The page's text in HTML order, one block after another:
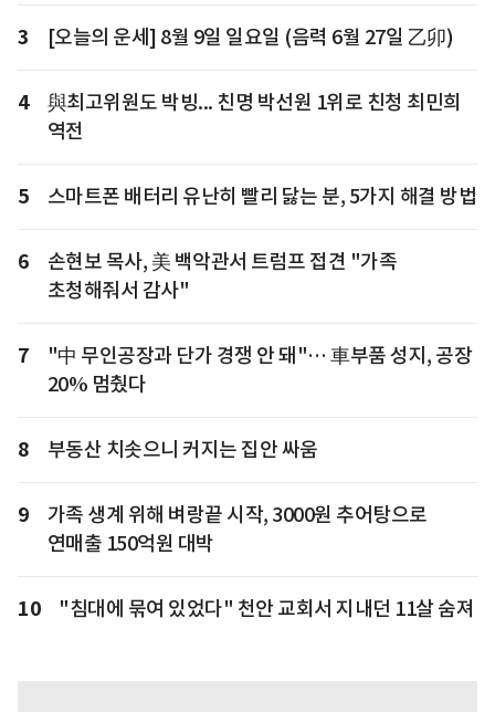
3 [오늘의 운세] 8월 9일 일요일 (음력 6월 27일 乙卯)
4
與최고위원도 박빙... 친명 박선원 1위로 친청 최민희
역전
5 스마트폰 배터리 유난히 빨리 닳는 분, 5가지 해결 방법
6
손현보 목사, 美 백악관서 트럼프 접견 "가족
초청해줘서 감사"
7
"中 무인공장과 단가 경쟁 안 돼"… 車부품 성지, 공장
20% 멈췄다
8 부동산 치솟으니 커지는 집안 싸움
9
가족 생계 위해 벼랑끝 시작, 3000원 추어탕으로
연매출 150억원 대박
10 "침대에 묶여 있었다" 천안 교회서 지내던 11살 숨져